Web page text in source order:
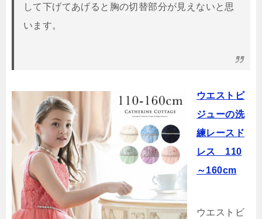
して下げてあげると胸の切替部分が見えないと思
います。
ウエストビ
ジューの洗
練レースド
レス 110
～160cm
ウエストビ